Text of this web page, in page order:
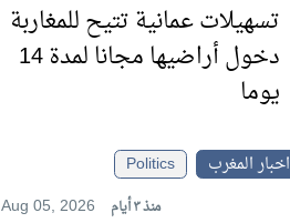
تسهيلات عمانية تتيح للمغاربة
دخول أراضيها مجانا لمدة 14
يوما
اخبار المغرب
Politics
Aug 05, 2026
منذ ٣ أيام